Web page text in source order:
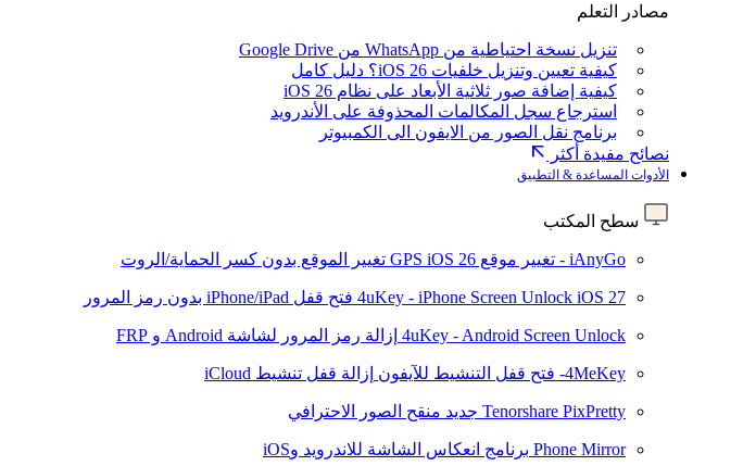
مصادر التعلم
تنزيل نسخة احتياطية من WhatsApp من Google Drive
كيفية تعيين وتنزيل خلفيات iOS 26؟ دليل كامل
كيفية إضافة صور ثلاثية الأبعاد على نظام iOS 26
استرجاع سجل المكالمات المحذوفة على الأندرويد
برنامج نقل الصور من الايفون الى الكمبيوتر
نصائح مفيدة أكثر
الأدوات المساعدة & التطبيق
سطح المكتب
iAnyGo - تغيير موقع GPS iOS 26 تغيير الموقع بدون كسر الحماية/الروت
4uKey - iPhone Screen Unlock iOS 27 فتح قفل iPhone/iPad بدون رمز المرور
4uKey - Android Screen Unlock إزالة رمز المرور لشاشة Android و FRP
4MeKey- فتح قفل التنشيط للآيفون إزالة قفل تنشيط iCloud
Tenorshare PixPretty جديد منقح الصور الاحترافي
Phone Mirror برنامج انعكاس الشاشة للاندرويد وiOS